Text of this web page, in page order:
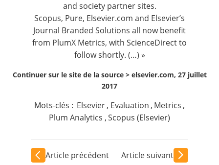
and society partner sites.
Scopus, Pure, Elsevier.com and Elsevier’s
Journal Branded Solutions all now benefit
from PlumX Metrics, with ScienceDirectto
follow shortly. (…) »
Continuer sur le site de la source > elsevier.com, 27 juillet
2017
Mots-clés : Elsevier, Evaluation , Metrics ,
Plum Analytics ,Scopus (Elsevier)
Article précédent Article suivant